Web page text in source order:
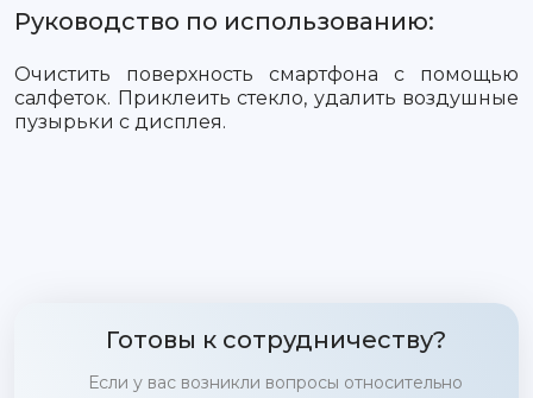
Руководство по использованию:
Очистить поверхность смартфона с помощью
салфеток. Приклеить стекло, удалить воздушные
пузырьки с дисплея.
Готовы к сотрудничеству?
Если у вас возникли вопросы относительно